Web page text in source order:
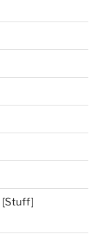
[Stuff]